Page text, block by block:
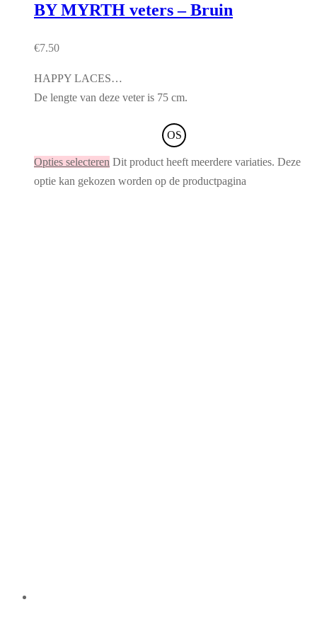
BY MYRTH veters – Bruin
€7.50
HAPPY LACES…
De lengte van deze veter is 75 cm.
OS
Opties selecteren Dit product heeft meerdere variaties. Deze
optie kan gekozen worden op de productpagina